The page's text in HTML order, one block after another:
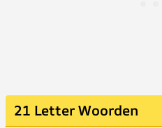
21 Letter Woorden